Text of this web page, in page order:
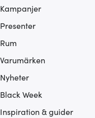
Kampanjer
Presenter
Rum
Varumärken
Nyheter
Black Week
Inspiration & guider